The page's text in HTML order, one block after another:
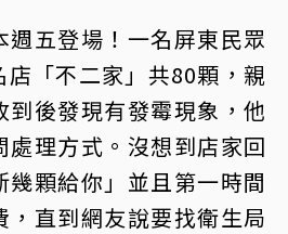
週五登場！一名屏東民眾
店「不二家」共80顆，親
到後發現有發霉現象，他
處理方式。沒想到店家回
幾顆給你」並且第一時間
，直到網友說要找衛生局